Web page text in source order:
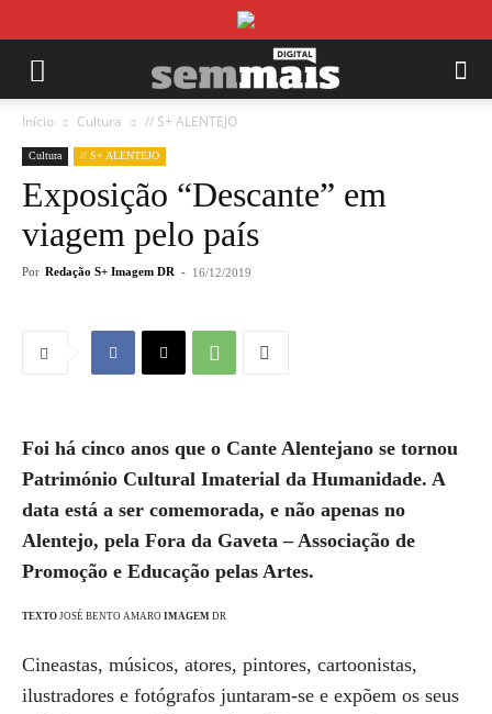
Início Cultura // S+ ALENTEJO
Cultura // S+ ALENTEJO
Exposição “Descante” em
viagem pelo país
Por Redação S+ Imagem DR - 16/12/2019
Foi há cinco anos que o Cante Alentejano se tornou
Património Cultural Imaterial da Humanidade. A
data está a ser comemorada, e não apenas no
Alentejo, pela Fora da Gaveta – Associação de
Promoção e Educação pelas Artes.
TEXTO JOSÉ BENTO AMARO IMAGEM DR
Cineastas, músicos, atores, pintores, cartoonistas,
ilustradores e fotógrafos juntaram-se e expõem os seus